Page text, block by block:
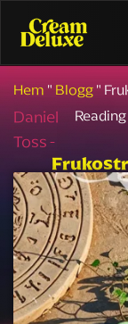
Hem"Blogg"
Daniel
Toss -